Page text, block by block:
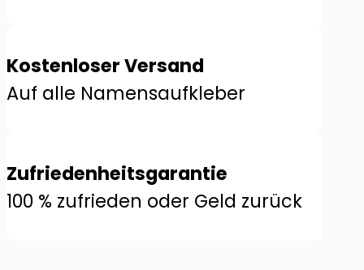
Kostenloser Versand
Auf alle Namensaufkleber
Zufriedenheitsgarantie
100 % zufrieden oder Geld zurück